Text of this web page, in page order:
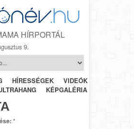
HÍRPORTÁL
9.
HÍRESSÉGEK VIDEÓK
HÉTRŐL-
KÉPGALÉRIA
*